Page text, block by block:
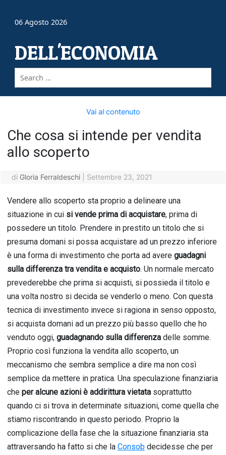
06 Agosto 2026
DELL'ECONOMIA
Vai al contenuto
Che cosa si intende per vendita
allo scoperto
di Gloria Ferraldeschi Settembre 23, 2021
Vendere allo scoperto sta proprio a delineare una
situazione in cui si vende prima di acquistare, prima di
possedere un titolo. Prendere in prestito un titolo che si
presuma domani si possa acquistare ad un prezzo inferiore
è una forma di investimento che porta ad avere guadagni
sulla differenza tra vendita e acquisto. Un normale mercato
prevederebbe che prima si acquisti, si possieda il titolo e
una volta nostro si decida se venderlo o meno. Con questa
tecnica di investimento invece si ragiona in senso opposto,
si acquista domani ad un prezzo più basso quello che ho
venduto oggi, guadagnando sulla differenza delle somme.
Proprio così funziona la vendita allo scoperto, un
meccanismo che sembra semplice a dire ma non così
semplice da mettere in pratica. Una speculazione finanziaria
che per alcune azioni è addirittura vietata soprattutto
quando ci si trova in determinate situazioni, come quella che
stiamo riscontrando in questo periodo. Proprio la
complicazione della fase che la situazione finanziaria sta
attraversando ha fatto si che la Consob decidesse che per